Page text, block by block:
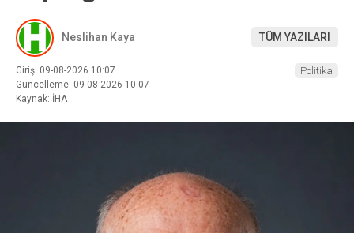
Neslihan Kaya TÜM YAZILARI
Giriş: 09-08-2026 10:07
Güncelleme: 09-08-2026 10:07
Kaynak: İHA
Politika